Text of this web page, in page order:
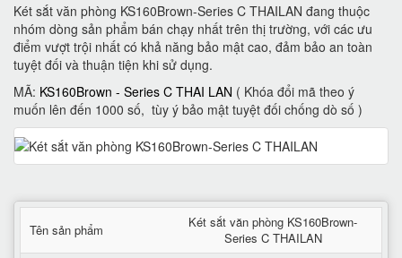
Két sắt văn phòng KS160Brown-Series C THAILAN đang thuộc
nhóm dòng sản phẩm bán chạy nhất trên thị trường, với các ưu
điểm vượt trội nhất có khả năng bảo mật cao, đảm bảo an toàn
tuyệt đối và thuận tiện khi sử dụng.
MÃ: KS160Brown - Series C THAI LAN ( Khóa đổi mã theo ý
muốn lên đến 1000 số, tùy ý bảo mật tuyệt đối chống dò số )
Tên sản phẩm
Két sắt văn phòng KS160Brown-
Series C THAILAN